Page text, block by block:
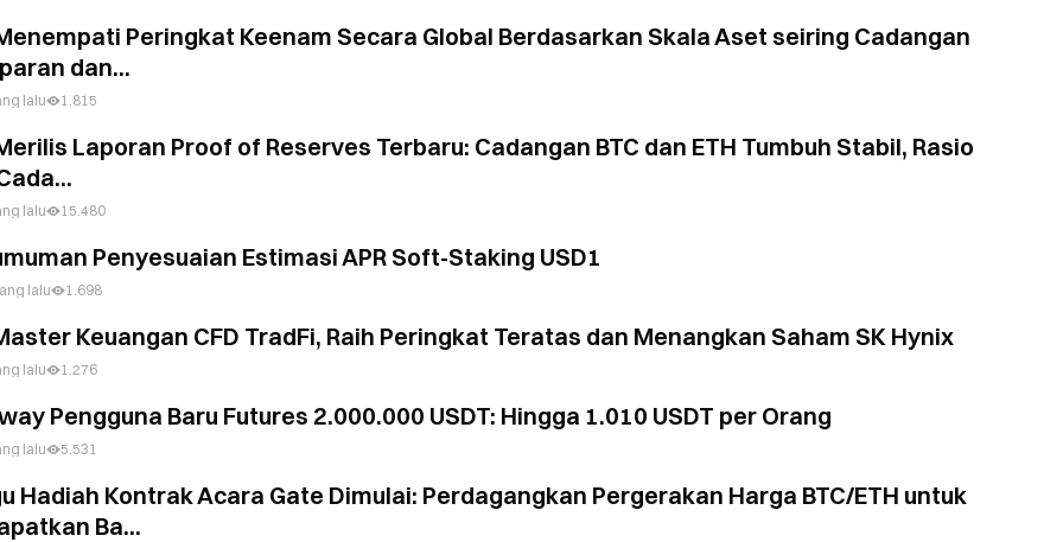
Peringkat Keenam Secara Global Berdasarkan Skala Aset seiring Cadangan
dan...
lalu
1.815
Laporan Proof of Reserves Terbaru: Cadangan BTC dan ETH Tumbuh Stabil, Rasio
lalu
15.480
Penyesuaian Estimasi APR Soft-Staking USD1
lalu
1.698
Keuangan CFD TradFi, Raih Peringkat Teratas dan Menangkan Saham SK Hynix
lalu
1.276
Pengguna Baru Futures 2.000.000 USDT: Hingga 1.010 USDT per Orang
lalu
5.531
Hadiah Kontrak Acara Gate Dimulai: Perdagangkan Pergerakan Harga BTC/ETH untuk
Ba...